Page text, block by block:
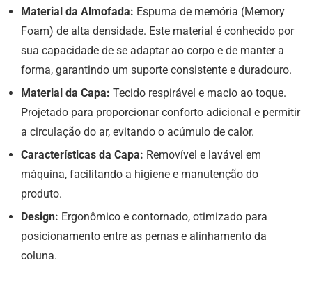
Material da Almofada: Espuma de memória (Memory
Foam) de alta densidade. Este material é conhecido por
sua capacidade de se adaptar ao corpo e de manter a
forma, garantindo um suporte consistente e duradouro.
Material da Capa: Tecido respirável e macio ao toque.
Projetado para proporcionar conforto adicional e permitir
a circulação do ar, evitando o acúmulo de calor.
Características da Capa: Removível e lavável em
máquina, facilitando a higiene e manutenção do
produto.
Design: Ergonômico e contornado, otimizado para
posicionamento entre as pernas e alinhamento da
coluna.